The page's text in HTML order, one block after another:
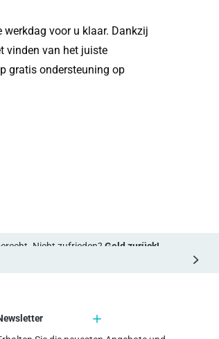
voor u klaar. Dankzij
vinden van het juiste
gratis ondersteuning op
Nicht zufrieden? Geld zurück!